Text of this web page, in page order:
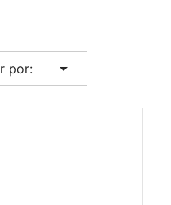
por: arrow_drop_down